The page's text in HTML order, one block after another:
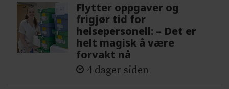
Flytter oppgaver og
frigjør tid for
helsepersonell: – Det er
helt magisk å være
forvakt nå
4 dager siden